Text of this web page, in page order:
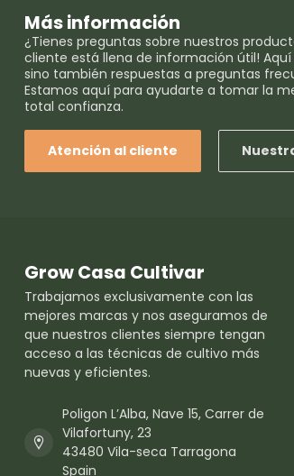
Más información
¿Tienes preguntas sobre nuestros
cliente está llena de información útil!
sino también respuestas a preguntas
Estamos aquí para ayudarte a tomar la
total confianza.
Atención al cliente
Grow Casa Cultivar
Trabajamos exclusivamente con las
mejores marcas y nos aseguramos de
que nuestros clientes siempre tengan
acceso a las técnicas de cultivo más
nuevas y eficientes.
Poligon L’Alba, Nave 15, Carrer de
Vilafortuny, 23
43480 Vila-seca Tarragona
Spain